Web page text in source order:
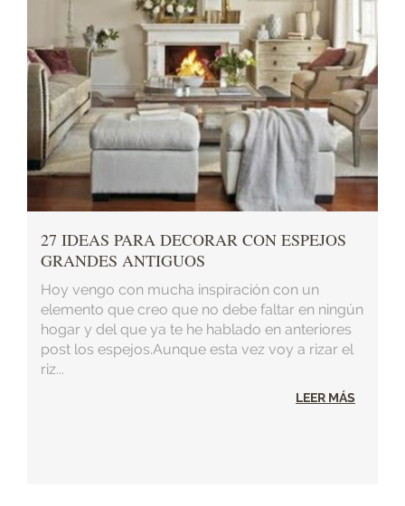
27 IDEAS PARA DECORAR CON ESPEJOS
GRANDES ANTIGUOS
Hoy vengo con mucha inspiración con un
elemento que creo que no debe faltar en ningún
hogar y del que ya te he hablado en anteriores
post los espejos.Aunque esta vez voy a rizar el
riz...
LEER MÁS